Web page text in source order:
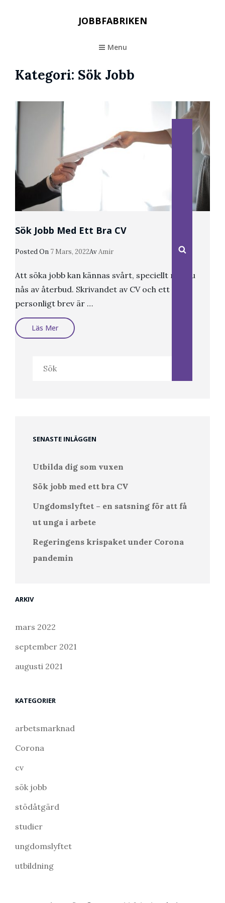
JOBBFABRIKEN
Menu
Kategori: Sök Jobb
Sök Jobb Med Ett Bra CV
Posted On Publicerat
7 Mars, 2022AvAmir
Att söka jobb kan kännas svårt, speciellt när du
nås av återbud. Skrivandet av CV och ett
personligt brev är …
Läs MerSök
Jobb
Med
SENASTE INLÄGGEN
Utbilda dig som vuxen
Sök jobb med ett bra CV
Ungdomslyftet – en satsning för att få
ut unga i arbete
Regeringens krispaket under Corona
pandemin
ARKIV
mars 2022
september 2021
augusti 2021
KATEGORIER
arbetsmarknad
Corona
cv
sök jobb
stödåtgärd
studier
ungdomslyftet
utbildning